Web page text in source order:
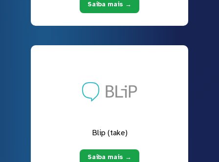
Saiba mais →
Blip (take)
Saiba mais →